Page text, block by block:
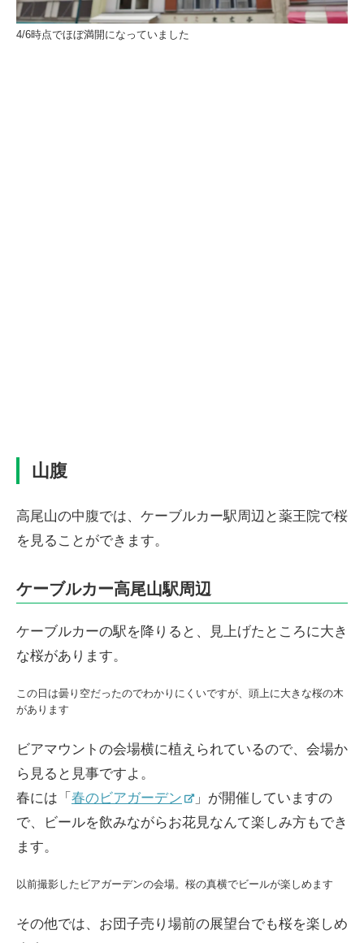
4/6時点でほぼ満開になっていました
山腹
高尾山の中腹では、ケーブルカー駅周辺と薬王院で桜
を見ることができます。
ケーブルカー高尾山駅周辺
ケーブルカーの駅を降りると、見上げたところに大き
な桜があります。
この日は曇り空だったのでわかりにくいですが、頭上に大きな桜の木
があります
ビアマウントの会場横に植えられているので、会場か
ら見ると見事ですよ。
春には「 春のビアガーデン
」が開催していますの
で、ビールを飲みながらお花見なんて楽しみ方もでき
ます。
以前撮影したビアガーデンの会場。桜の真横でビールが楽しめます
その他では、お団子売り場前の展望台でも桜を楽しめ